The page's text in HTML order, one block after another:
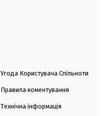
Угода Користувача Спільноти
Правила коментування
Технічна інформація